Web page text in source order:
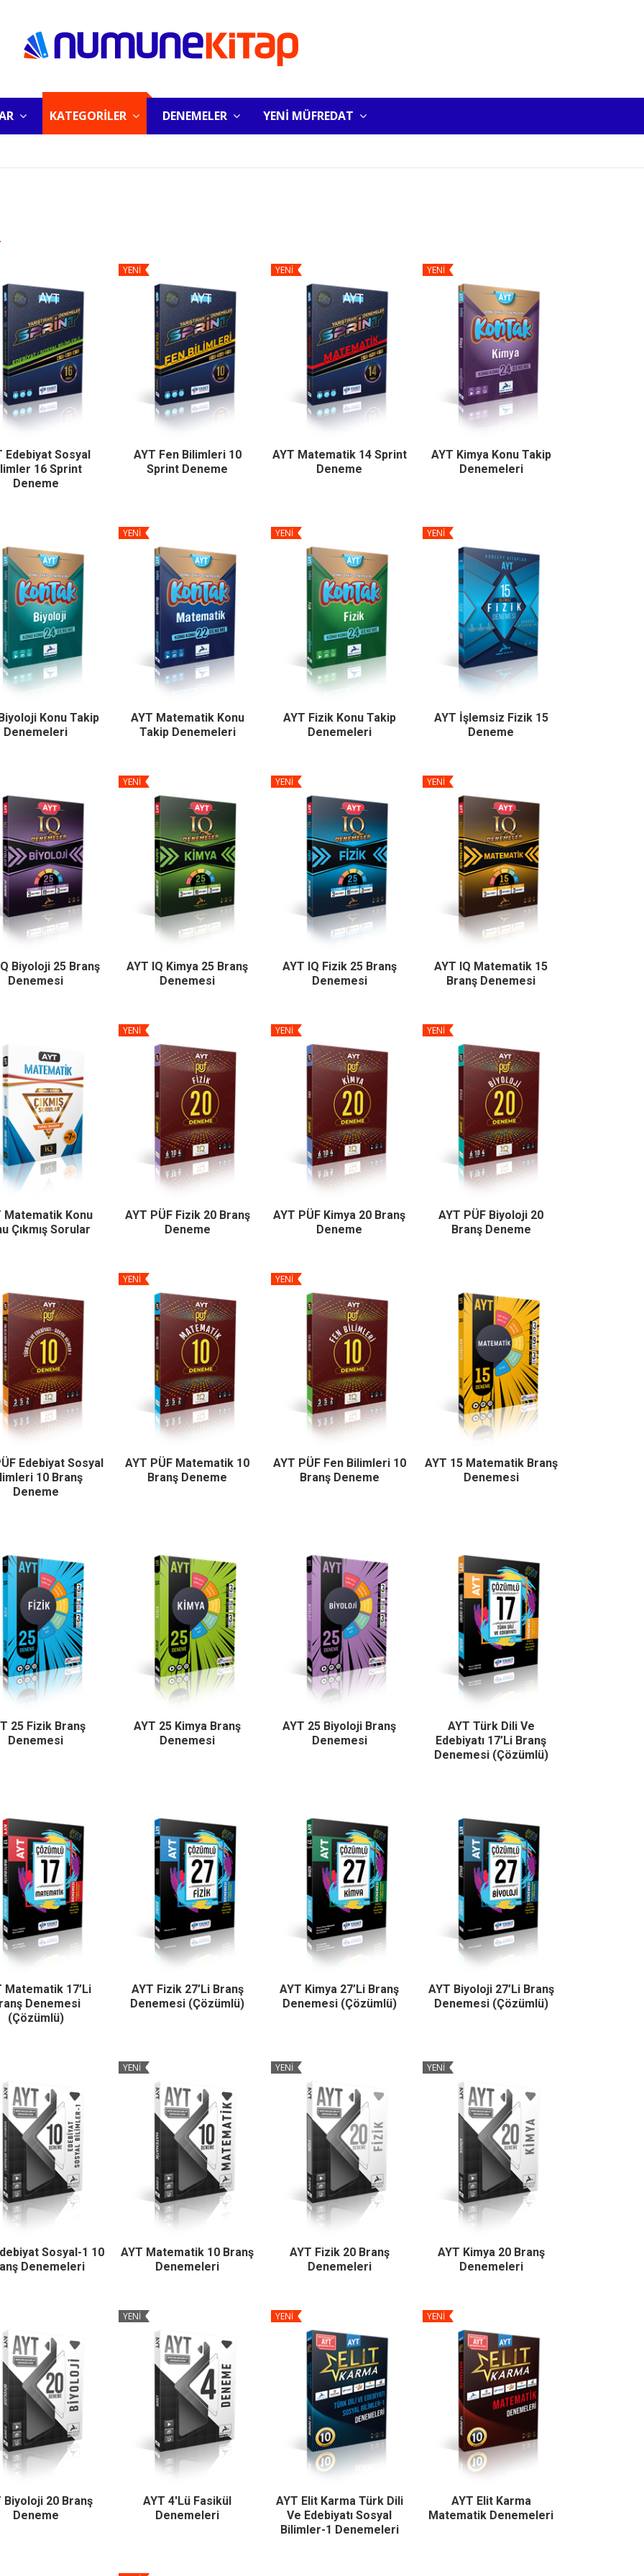
KATEGORİLER DENEMELER YENİ MÜFREDAT
Edebiyat Sosyal
16 Sprint
Deneme
YENİ
AYT Fen Bilimleri 10
Sprint Deneme
YENİ
AYT Matematik 14 Sprint
Deneme
YENİ
AYT Kimya Konu Takip
Denemeleri
Konu Takip
Denemeleri
YENİ
AYT Matematik Konu
Takip Denemeleri
YENİ
AYT Fizik Konu Takip
Denemeleri
YENİ
AYT İşlemsiz Fizik 15
Deneme
Biyoloji 25 Branş
Denemesi
YENİ
AYT IQ Kimya 25 Branş
Denemesi
YENİ
AYT IQ Fizik 25 Branş
Denemesi
YENİ
AYT IQ Matematik 15
Branş Denemesi
Matematik Konu
Çıkmış Sorular
YENİ
AYT PÜF Fizik 20 Branş
Deneme
YENİ
AYT PÜF Kimya 20 Branş
Deneme
YENİ
AYT PÜF Biyoloji 20
Branş Deneme
Edebiyat Sosyal
10 Branş
Deneme
YENİ
AYT PÜF Matematik 10
Branş Deneme
YENİ
AYT PÜF Fen Bilimleri 10
Branş Deneme
AYT 15 Matematik Branş
Denemesi
25 Fizik Branş
Denemesi
AYT 25 Kimya Branş
Denemesi
AYT 25 Biyoloji Branş
Denemesi
AYT Türk Dili Ve
Edebiyatı 17’Li Branş
Denemesi (Çözümlü)
Matematik 17’Li
Denemesi
(Çözümlü)
AYT Fizik 27’Li Branş
Denemesi (Çözümlü)
AYT Kimya 27’Li Branş
Denemesi (Çözümlü)
AYT Biyoloji 27’Li Branş
Denemesi (Çözümlü)
Sosyal-1 10
Denemeleri
YENİ
AYT Matematik 10 Branş
Denemeleri
YENİ
AYT Fizik 20 Branş
Denemeleri
YENİ
AYT Kimya 20 Branş
Denemeleri
Biyoloji 20 Branş
Deneme
YENİ
AYT 4'lü Fasikül
Denemeleri
YENİ
AYT Elit Karma Türk Dili
Ve Edebiyatı Sosyal
Bilimler-1 Denemeleri
YENİ
AYT Elit Karma
Matematik Denemeleri